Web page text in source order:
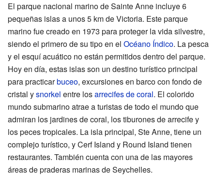
El parque nacional marino de Sainte Anne incluye 6
pequeñas islas a unos 5 km de Victoria. Este parque
marino fue creado en 1973 para proteger la vida silvestre,
siendo el primero de su tipo en el Océano Índico. La pesca
y el esquí acuático no están permitidos dentro del parque.
Hoy en día, estas islas son un destino turístico principal
para practicarbuceo, excursiones en barco con fondo de
cristal ysnorkel entre losarrecifes de coral. El colorido
mundo submarino atrae a turistas de todo el mundo que
admiran los jardines de coral, los tiburones de arrecife y
los peces tropicales. La isla principal, Ste Anne, tiene un
complejo turístico, y Cerf Island y Round Island tienen
restaurantes. También cuenta con una de las mayores
áreas de praderas marinas de Seychelles.